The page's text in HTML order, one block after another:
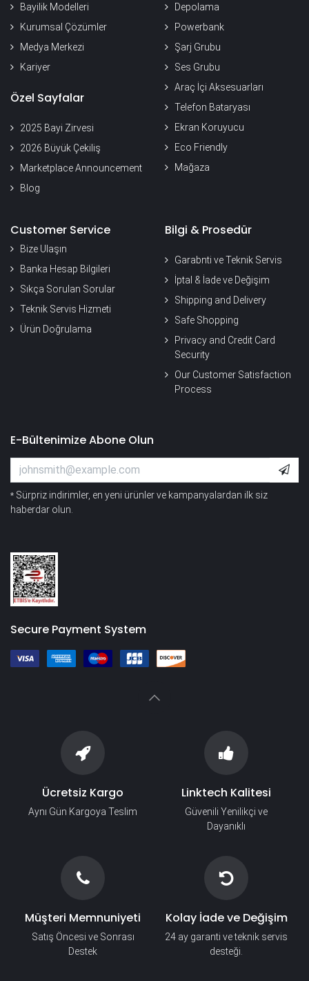
Bayilik Modelleri
Kurumsal Çözümler
Medya Merkezi
Kariyer
Özel Sayfalar
2025 Bayi Zirvesi
2026 Büyük Çekiliş
Marketplace Announcement
Blog
Depolama
Powerbank
Şarj Grubu
Ses Grubu
Araç İçi Aksesuarları
Telefon Bataryası
Ekran Koruyucu
Eco Friendly
Mağaza
Customer Service
Bize Ulaşın
Banka Hesap Bilgileri
Sıkça Sorulan Sorular
Teknik Servis Hizmeti
Ürün Doğrulama
Bilgi & Prosedür
Garabnti ve Teknik Servis
İptal & İade ve Değişim
Shipping and Delivery
Safe Shopping
Privacy and Credit Card
Security
Our Customer Satisfaction
Process
E-Bültenimize Abone Olun
* Sürpriz indirimler, en yeni ürünler ve kampanyalardan ilk siz
haberdar olun.
Secure Payment System
Ücretsiz Kargo
Aynı Gün Kargoya Teslim
Linktech Kalitesi
Güvenili Yenilikçi ve
Dayanıklı
Müşteri Memnuniyeti
Satış Öncesi ve Sonrası
Destek
Kolay İade ve Değişim
24 ay garanti ve teknik servis
desteği.